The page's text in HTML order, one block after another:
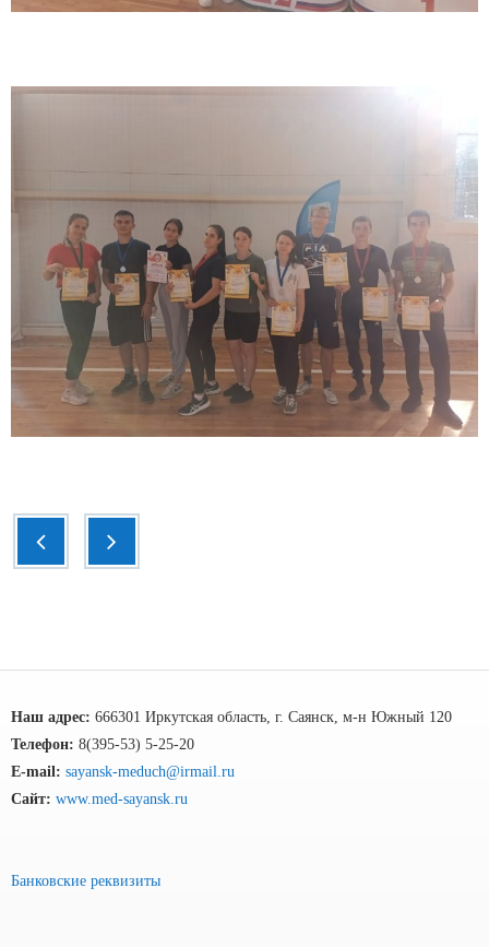
Наш адрес: 666301 Иркутская область, г. Саянск, м-н Южный 120
Телефон: 8(395-53) 5-25-20
E-mail: sayansk-meduch@irmail.ru
Сайт: www.med-sayansk.ru
Банковские реквизиты